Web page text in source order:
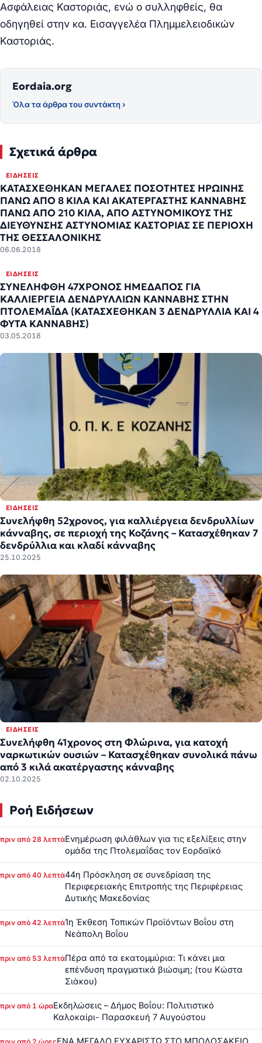
Ασφάλειας Καστοριάς, ενώ ο συλληφθείς, θα
οδηγηθεί στην κα. Εισαγγελέα Πλημμελειοδικών
Καστοριάς.
Eordaia.org
Όλα τα άρθρα του συντάκτη ›
Σχετικά άρθρα
ΕΙΔΉΣΕΙΣ
ΚΑΤΑΣΧΕΘΗΚΑΝ ΜΕΓΑΛΕΣ ΠΟΣΟΤΗΤΕΣ ΗΡΩΙΝΗΣ
ΠΑΝΩ ΑΠΟ 8 ΚΙΛΑ ΚΑΙ ΑΚΑΤΕΡΓΑΣΤΗΣ ΚΑΝΝΑΒΗΣ
ΠΑΝΩ ΑΠΟ 210 ΚΙΛΑ, ΑΠΟ ΑΣΤΥΝΟΜΙΚΟΥΣ ΤΗΣ
ΔΙΕΥΘΥΝΣΗΣ ΑΣΤΥΝΟΜΙΑΣ ΚΑΣΤΟΡΙΑΣ ΣΕ ΠΕΡΙΟΧΗ
ΤΗΣ ΘΕΣΣΑΛΟΝΙΚΗΣ
06.06.2018
ΕΙΔΉΣΕΙΣ
ΣΥΝΕΛΗΦΘΗ 47ΧΡΟΝΟΣ ΗΜΕΔΑΠΟΣ ΓΙΑ
ΚΑΛΛΙΕΡΓΕΙΑ ΔΕΝΔΡΥΛΛΙΩΝ ΚΑΝΝΑΒΗΣ ΣΤΗΝ
ΠΤΟΛΕΜΑΪΔΑ (ΚΑΤΑΣΧΕΘΗΚΑΝ 3 ΔΕΝΔΡΥΛΛΙΑ ΚΑΙ 4
ΦΥΤΑ ΚΑΝΝΑΒΗΣ)
03.05.2018
ΕΙΔΉΣΕΙΣ
Συνελήφθη 52χρονος, για καλλιέργεια δενδρυλλίων
κάνναβης, σε περιοχή της Κοζάνης – Κατασχέθηκαν 7
δενδρύλλια και κλαδί κάνναβης
25.10.2025
ΕΙΔΉΣΕΙΣ
Συνελήφθη 41χρονος στη Φλώρινα, για κατοχή
ναρκωτικών ουσιών – Κατασχέθηκαν συνολικά πάνω
από 3 κιλά ακατέργαστης κάνναβης
02.10.2025
Ροή Ειδήσεων
πριν από 28 λεπτάΕνημέρωση φιλάθλων για τις εξελίξεις στην
ομάδα της Πτολεμαΐδας τον Εορδαϊκό
πριν από 40 λεπτά44η Πρόσκληση σε συνεδρίαση της
Περιφερειακής Επιτροπής της Περιφέρειας
Δυτικής Μακεδονίας
πριν από 42 λεπτά1η Έκθεση Τοπικών Προϊόντων Βοΐου στη
Νεάπολη Βοΐου
πριν από 53 λεπτάΠέρα από τα εκατομμύρια: Τι κάνει μια
επένδυση πραγματικά βιώσιμη; (του Κώστα
Σιάκου)
πριν από 1 ώραΕκδηλώσεις – Δήμος Βοΐου: Πολιτιστικό
Καλοκαίρι- Παρασκευή 7 Αυγούστου